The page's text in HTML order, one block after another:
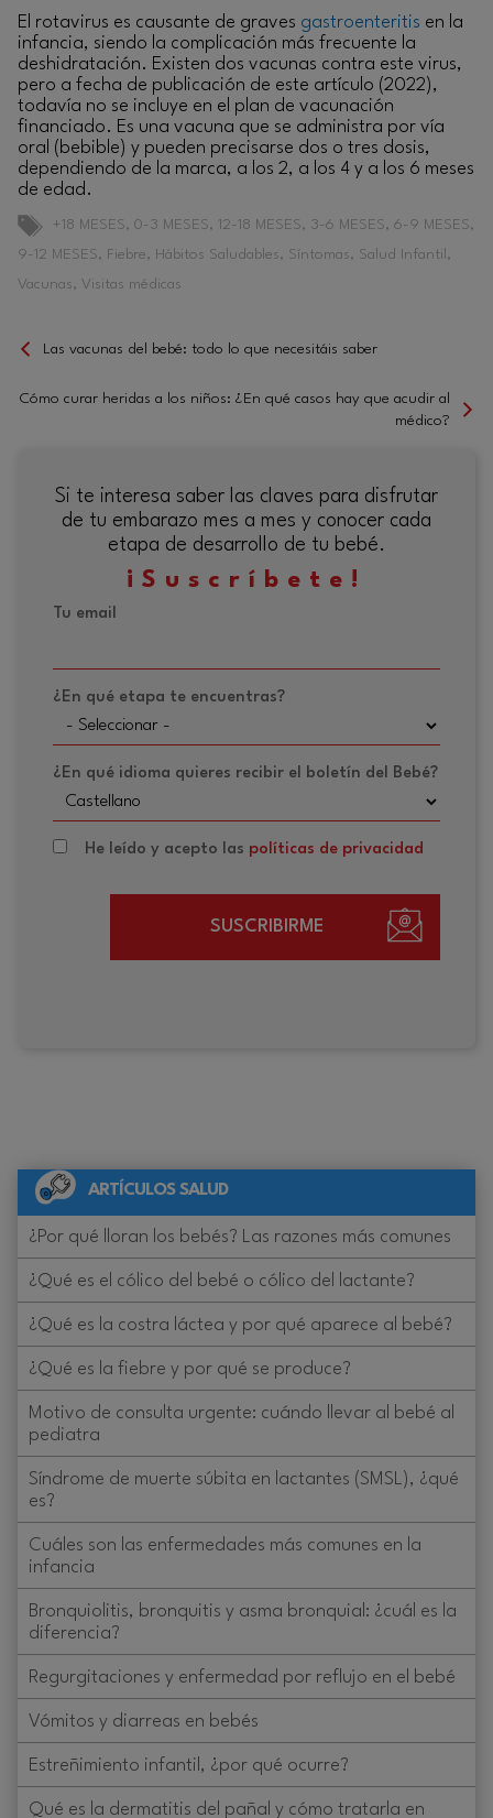
El rotavirus es causante de graves gastroenteritis en la
infancia, siendo la complicación más frecuente la
deshidratación. Existen dos vacunas contra este virus,
pero a fecha de publicación de este artículo (2022),
todavía no se incluye en el plan de vacunación
financiado. Es una vacuna que se administra por vía
oral (bebible) y pueden precisarse dos o tres dosis,
dependiendo de la marca, a los 2, a los 4 y a los 6 meses
de edad.
+18 MESES, 0-3 MESES, 12-18 MESES, 3-6 MESES, 6-9 MESES,
9-12 MESES, Fiebre, Hábitos Saludables, Síntomas, Salud Infantil ,
Vacunas, Visitas médicas
Cómo curar heridas a los niños: ¿En qué casos hay que acudir al
médico?
Las vacunas del bebé: todo lo que necesitáis saber
Si te interesa saber las claves para disfrutar
de tu embarazo mes a mes y conocer cada
etapa de desarrollo de tu bebé.
¡Suscríbete!
Tu email
¿En qué etapa te encuentras?
¿En qué idioma quieres recibir el boletín del Bebé?
He leído y acepto las políticas de privacidad
SUSCRIBIRME
ARTÍCULOS SALUD
¿Por qué lloran los bebés? Las razones más comunes
¿Qué es el cólico del bebé o cólico del lactante?
¿Qué es la costra láctea y por qué aparece al bebé?
¿Qué es la fiebre y por qué se produce?
Motivo de consulta urgente: cuándo llevar al bebé al
pediatra
Síndrome de muerte súbita en lactantes (SMSL), ¿qué
es?
Cuáles son las enfermedades más comunes en la
infancia
Bronquiolitis, bronquitis y asma bronquial: ¿cuál es la
diferencia?
Regurgitaciones y enfermedad por reflujo en el bebé
Vómitos y diarreas en bebés
Estreñimiento infantil, ¿por qué ocurre?
Qué es la dermatitis del pañal y cómo tratarla en